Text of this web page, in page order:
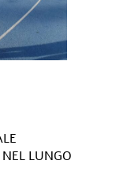
LUNGO